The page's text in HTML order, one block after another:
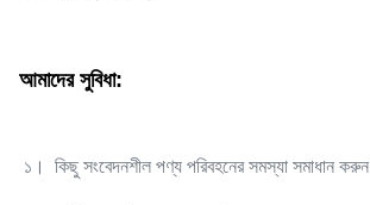
আমাদের সুবিধা:
১। কিছু সংবেদনশীল পণ্য পরিবহনের সমস্যা সমাধান করুন